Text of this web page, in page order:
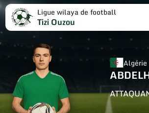
Ligue wilaya de football
Tizi Ouzou
Algérie